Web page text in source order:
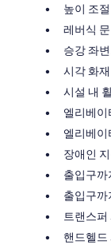
높이 조
레버식
승강 좌
시각 화
시설 내
엘리베이
엘리베이
장애인
출입구까
출입구까
트랜스퍼
핸드헬드